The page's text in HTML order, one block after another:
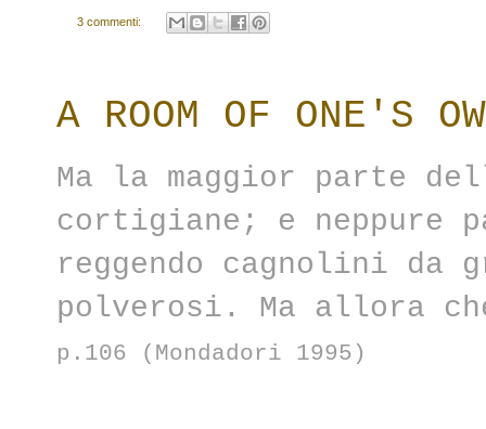
3 commenti:
A ROOM OF ONE'S
Ma la maggior parte
cortigiane; e neppure
reggendo cagnolini da
polverosi. Ma allora
p.106 (Mondadori 1995)